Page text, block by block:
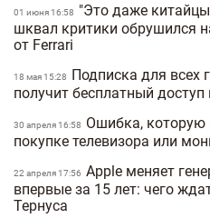
01 июня 16:58
"Это даже
шквал критики обрушился
от Ferrari
18 мая 15:28
Подписка для всех
получит бесплатный доступ
30 апреля 16:58
Ошибка, которую
покупке телевизора или
22 апреля 17:56 Apple меняет
впервые за 15 лет: чего
Тернуса